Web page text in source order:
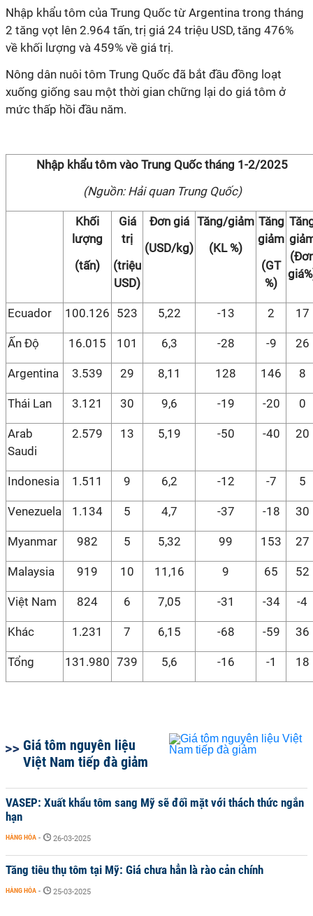
Nhập khẩu tôm của Trung Quốc từ Argentina trong tháng
2 tăng vọt lên 2.964 tấn, trị giá 24 triệu USD, tăng 476%
về khối lượng và 459% về giá trị.
Nông dân nuôi tôm Trung Quốc đã bắt đầu đồng loạt
xuống giống sau một thời gian chững lại do giá tôm ở
mức thấp hồi đầu năm.
Nhập khẩu tôm vào Trung Quốc tháng 1-2/2025
(Nguồn: Hải quan Trung Quốc)
Khối
lượng
(tấn)
Giá
trị
(triệu
USD)
Đơn giá
(USD/kg)
Tăng/giảm
(KL %)
Tăng
giảm
(GT
%)
Ecuador 100.126 523 5,22 -13 2 17
Ấn Độ 16.015 101 6,3 -28 -9 26
Argentina 3.539 29 8,11 128 146 8
Thái Lan 3.121 30 9,6 -19 -20 0
Arab
Saudi
2.579 13 5,19 -50 -40 20
Indonesia 1.511 9 6,2 -12 -7 5
Venezuela 1.134 5 4,7 -37 -18 30
Myanmar 982 5 5,32 99 153 27
Malaysia 919 10 11,16 9 65 52
Việt Nam 824 6 7,05 -31 -34 -4
Khác 1.231 7 6,15 -68 -59 36
Tổng 131.980 739 5,6 -16 -1 18
Giá tôm nguyên liệu
Việt Nam tiếp đà giảm
VASEP: Xuất khẩu tôm sang Mỹ sẽ đối mặt với thách thức ngắn
hạn
HÀNG HÓA - 26-03-2025
Tăng tiêu thụ tôm tại Mỹ: Giá chưa hẳn là rào cản chính
HÀNG HÓA - 25-03-2025